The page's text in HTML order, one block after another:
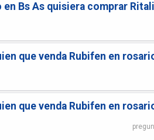
en Bs As quisiera comprar
que venda Rubifen en
que venda Rubifen en